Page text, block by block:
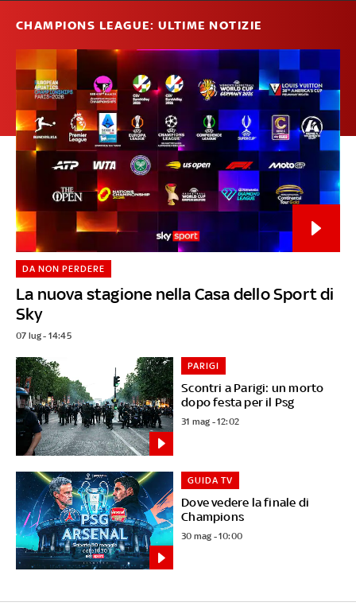
CHAMPIONS LEAGUE: ULTIME NOTIZIE
La nuova stagione nella Casa dello Sport di
Sky
DA NON PERDERE
07 lug - 14:45
Scontri a Parigi: un morto
dopo festa per il Psg
PARIGI
31 mag - 12:02
Dove vedere la finale di
Champions
GUIDA TV
30 mag - 10:00